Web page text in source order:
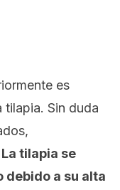
es
Sin duda
La tilapia se
debido a su alta